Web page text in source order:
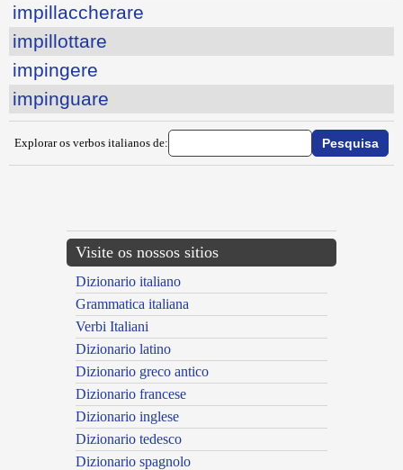
impillaccherare
impillottare
impingere
impinguare
Explorar os verbos italianos de:
Visite os nossos sitios
Dizionario italiano
Grammatica italiana
Verbi Italiani
Dizionario latino
Dizionario greco antico
Dizionario francese
Dizionario inglese
Dizionario tedesco
Dizionario spagnolo